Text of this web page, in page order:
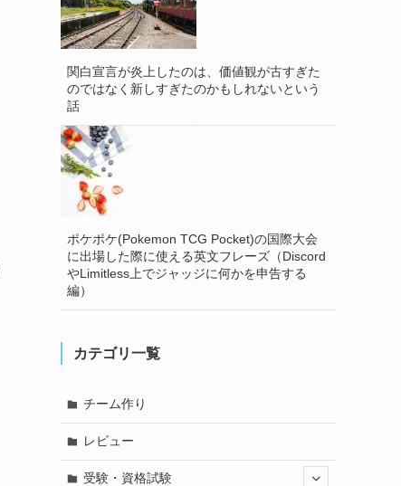
関白宣言が炎上したのは、価値観が古すぎた
のではなく新しすぎたのかもしれないという
話
ポケポケ(Pokemon TCG Pocket)の国際大会
に出場した際に使える英文フレーズ（Discord
やLimitless上でジャッジに何かを申告する
編）
カテゴリ一覧
チーム作り
レビュー
受験・資格試験